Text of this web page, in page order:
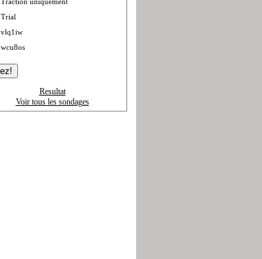
Trial
vlq1iw
wcu8os
Resultat
Voir tous les sondages